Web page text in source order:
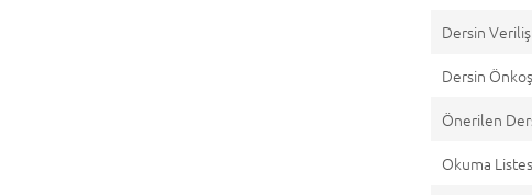
Dersin
Dersin
Önerilen
Okuma